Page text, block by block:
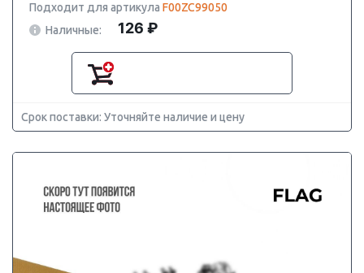
Подходит для артикула F00ZC99050
Наличные:
126 ₽
Срок поставки: Уточняйте наличие и цену